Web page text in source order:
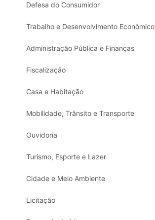
Defesa do Consumidor
Trabalho e Desenvolvimento Econômico
Administração Pública e Finanças
Fiscalização
Casa e Habitação
Mobilidade, Trânsito e Transporte
Ouvidoria
Turismo, Esporte e Lazer
Cidade e Meio Ambiente
Licitação